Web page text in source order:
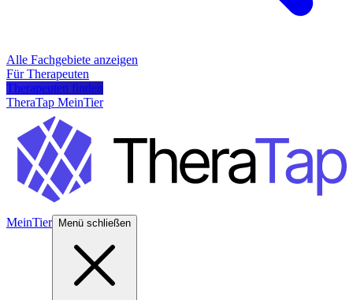
Alle Fachgebiete anzeigen
Für Therapeuten
Therapeuten finden
TheraTap MeinTier
MeinTier Menü schließen